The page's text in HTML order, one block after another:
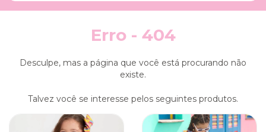
Erro - 404
Desculpe, mas a página que você está procurando não
existe.
Talvez você se interesse pelos seguintes produtos.